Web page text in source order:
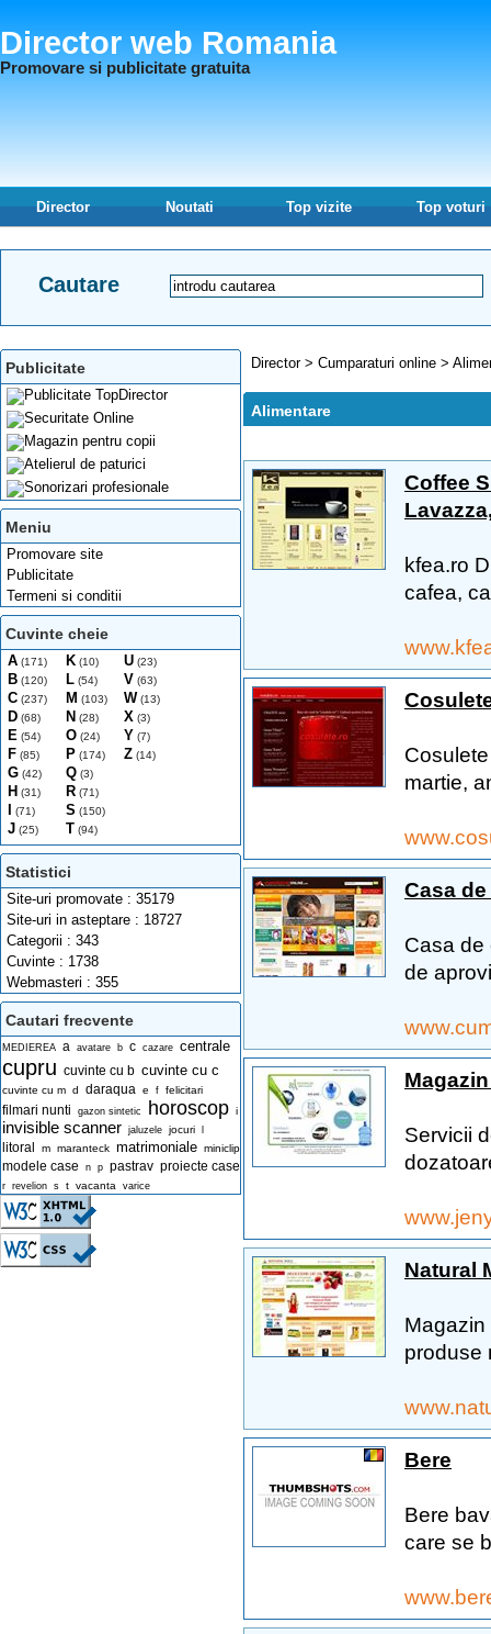
Director web Romania
Promovare si publicitate gratuita
Director Noutati Top vizite Top voturi
Cautare
Publicitate
Meniu
Promovare site
Publicitate
Termeni si conditii
Cuvinte cheie
A (171)
B (120)
C (237)
D (68)
E (54)
F (85)
G (42)
H (31)
(71)
J (25)
K (10)
L (54)
M (103)
N (28)
O (24)
P (174)
Q (3)
R (71)
S (150)
T (94)
U (23)
V (63)
W (13)
X (3)
Y (7)
Z (14)
Statistici
Site-uri promovate : 35179
Site-uri in asteptare : 18727
Categorii : 343
Cuvinte : 1738
Webmasteri : 355
Cautari frecvente
MEDIEREA a avatare b c cazare centrale
cupru cuvinte cu b cuvinte cu c
cuvinte cu m d daraqua e f felicitari
filmari nunti gazon sintetic horoscop i
invisible scanner jaluzele jocuri
litoral m maranteck matrimoniale miniclip
modele case n p pastrav proiecte case
r revelion s t vacanta varice
Director> Cumparaturi online >
Alimentare
Coffee
kfea.ro
cafea,
martie,
Casa
Casa de
de
Servicii
Natural
produse
Bere
Bere
care se